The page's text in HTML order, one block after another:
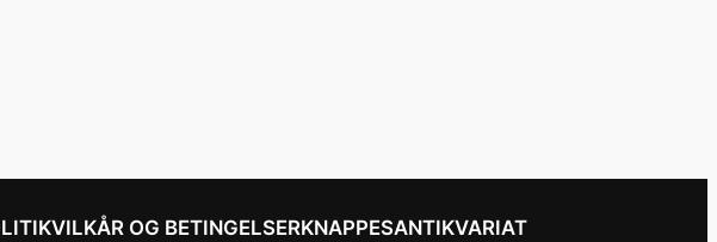
VILKÅR OG BETINGELSERKNAPPESANTIKVARIAT